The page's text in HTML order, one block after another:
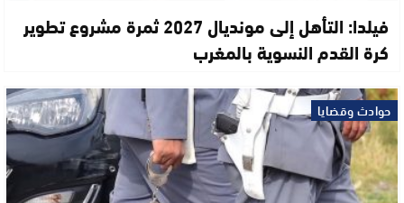
فيلدا: التأهل إلى مونديال 2027 ثمرة مشروع تطوير
كرة القدم النسوية بالمغرب
حوادث وقضايا